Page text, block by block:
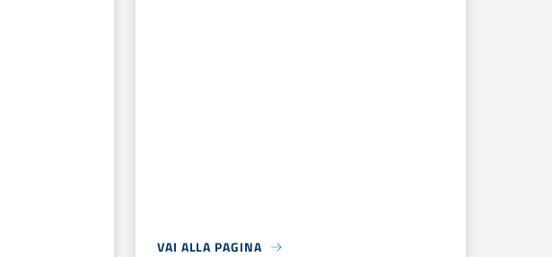
VAI ALLA PAGINA